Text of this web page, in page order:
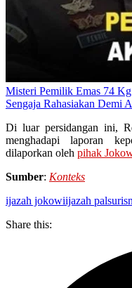
Misteri Pemilik Emas 74
Sengaja Rahasiakan Demi
Di luar persidangan ini,
menghadapi laporan
dilaporkan oleh pihak
Sumber: Konteks
ijazah jokowiijazah palsu
Share this: